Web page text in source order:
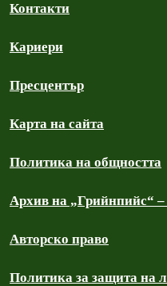
Контакти
Кариери
Пресцентър
Карта на сайта
Политика на общността
Архив на „Грийнпийс“
Авторско право
Политика за защита на